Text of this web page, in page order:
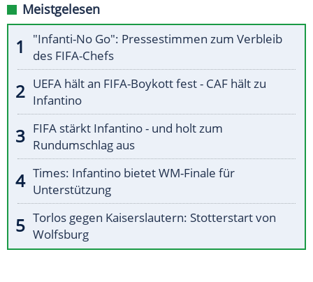
Meistgelesen
"Infanti-No Go": Pressestimmen zum Verbleib
des FIFA-Chefs
UEFA hält an FIFA-Boykott fest - CAF hält zu
Infantino
FIFA stärkt Infantino - und holt zum
Rundumschlag aus
Times: Infantino bietet WM-Finale für
Unterstützung
Torlos gegen Kaiserslautern: Stotterstart von
Wolfsburg